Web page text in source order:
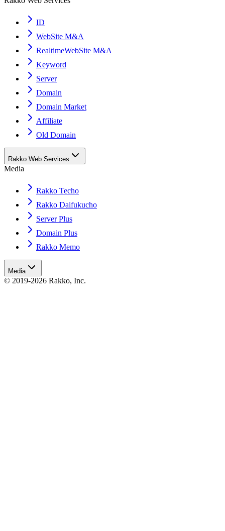
ID
WebSite M&A
RealtimeWebSite M&A
Keyword
Server
Domain
Domain Market
Affiliate
Old Domain
Rakko Web Services
Media
Rakko Techo
Rakko Daifukucho
Server Plus
Domain Plus
Rakko Memo
Media
© 2019-2026 Rakko, Inc.